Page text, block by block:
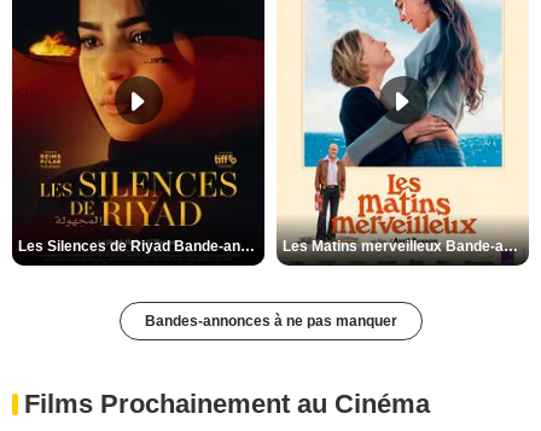
Les Silences de Riyad Bande-annonce VO STFR Les Matins merveilleux Bande-annonce VF
Bandes-annonces à ne pas manquer
Films Prochainement au Cinéma